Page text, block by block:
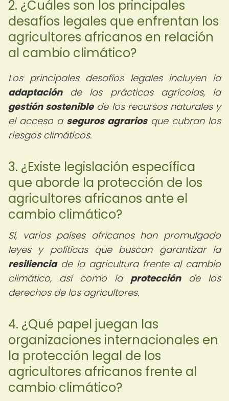
2. ¿Cuáles son los principales
desafíos legales que enfrentan los
agricultores africanos en relación
al cambio climático?
Los principales desafíos legales incluyen la
adaptaciónde las prácticas agrícolas, la
gestión sosteniblede los recursos naturales y
el acceso a seguros agrariosque cubran los
riesgos climáticos.
3. ¿Existe legislación específica
que aborde la protección de los
agricultores africanos ante el
cambio climático?
Sí, varios países africanos han promulgado
leyes y políticas que buscan garantizar la
resilienciade la agricultura frente al cambio
climático, así como la protecciónde los
derechos de los agricultores.
4. ¿Qué papel juegan las
organizaciones internacionales en
la protección legal de los
agricultores africanos frente al
cambio climático?